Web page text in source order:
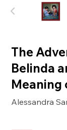
The
Belinda
Meaning
Alessandra